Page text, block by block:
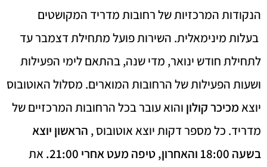
הנקודות המרכזיות של רחובות מדריד המקושטים
בעלות מינימאלית. השירות פועל מתחילת דצמבר עד
לתחילת חודש ינואר, מדי שנה, בהתאם לימי הפעילות
ושעות הפעילות של הרחובות המוארים. מסלול האוטובוס
יוצאמכיכר קולון והוא עובר בכל הרחובות המרכזיים של
מדריד. כל מספר דקות יוצא אוטובוס , הראשון יוצא
בשעה 18:00 והאחרון, טיפה מעט אחרי 21:00.
את